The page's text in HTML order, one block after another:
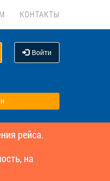
КОНТАКТЫ
Войти
рейса.
на